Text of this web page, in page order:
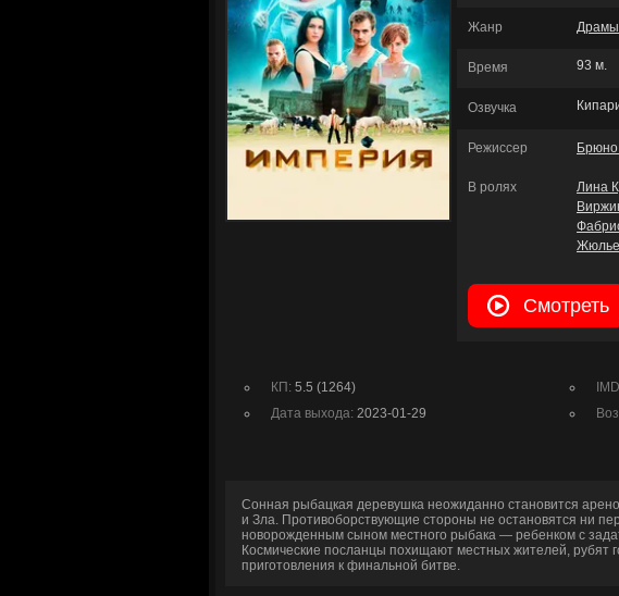
Жанр Драмы
Время 93 м.
Озвучка
Режиссер
В ролях Лина
Смотреть
КП: 5.5 (1264)
Дата выхода: 2023-01-29
Сонная рыбацкая деревушка неожиданно становится
и Зла. Противоборствующие стороны не остановятся ни
новорожденным сыном местного рыбака — ребенком с
Космические посланцы похищают местных жителей, рубят
приготовления к финальной битве.